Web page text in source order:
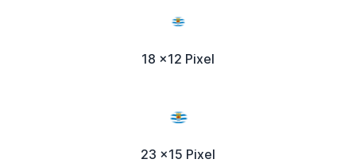
18 x12 Pixel
23 x15 Pixel